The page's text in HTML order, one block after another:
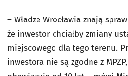
– Władze Wrocławia znają
że inwestor chciałby zmiany
miejscowego dla tego terenu.
inwestora nie są zgodne z